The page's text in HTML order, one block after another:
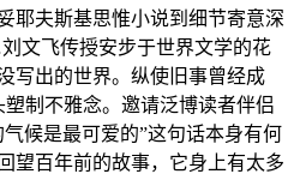
耶夫斯基思惟小说到细节寄意深
文飞传授安步于世界文学的花
写出的世界。纵使旧事曾经成
制不雅念。邀请泛博读者伴侣
候是最可爱的”这句话本身有何
望百年前的故事，它身上有太多